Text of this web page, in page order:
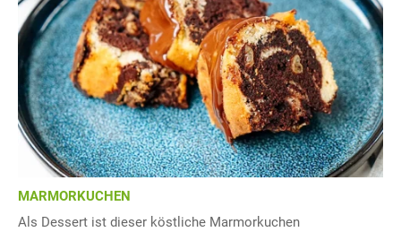
MARMORKUCHEN
Als Dessert ist dieser köstliche Marmorkuchen